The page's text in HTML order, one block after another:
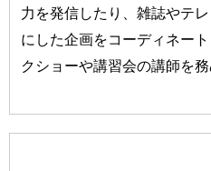
力を発信したり、雑誌やテ
にした企画をコーディネー
クショーや講習会の講師を